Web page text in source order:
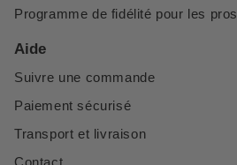
Programme de fidélité pour les pros
Aide
Suivre une commande
Paiement sécurisé
Transport et livraison